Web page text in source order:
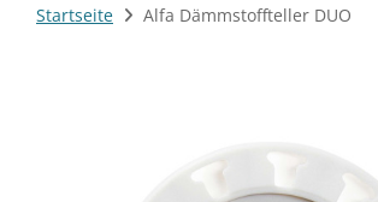
Startseite Alfa Dämmstoffteller DUO